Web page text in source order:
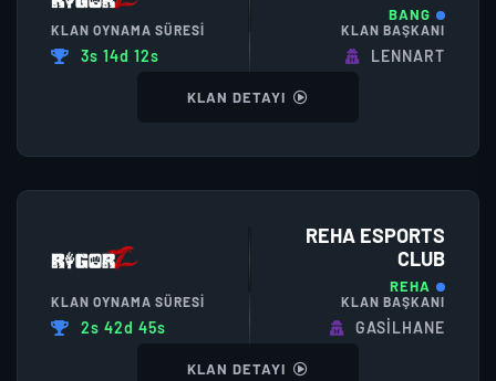
BANG
KLAN OYNAMA SÜRESI
3s 14d 12s
KLAN BAŞKANI
LENNART
KLAN DETAYI
REHA ESPORTS
CLUB
REHA
KLAN OYNAMA SÜRESI
2s 42d 45s
KLAN BAŞKANI
GASILHANE
KLAN DETAYI